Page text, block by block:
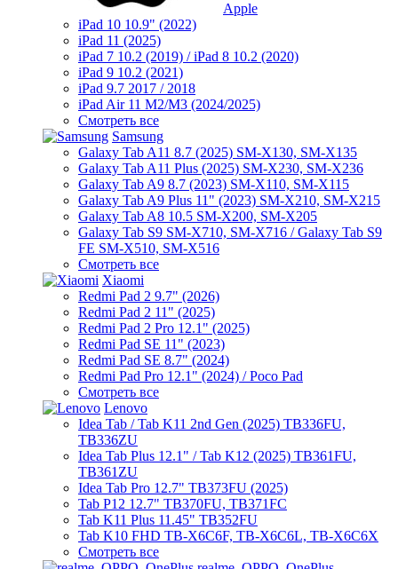
Apple
iPad 10 10.9" (2022)
iPad 11 (2025)
iPad 7 10.2 (2019) / iPad 8 10.2 (2020)
iPad 9 10.2 (2021)
iPad 9.7 2017 / 2018
iPad Air 11 M2/M3 (2024/2025)
Смотреть все
Samsung
Galaxy Tab A11 8.7 (2025) SM-X130, SM-X135
Galaxy Tab A11 Plus (2025) SM-X230, SM-X236
Galaxy Tab A9 8.7 (2023) SM-X110, SM-X115
Galaxy Tab A9 Plus 11" (2023) SM-X210, SM-X215
Galaxy Tab A8 10.5 SM-X200, SM-X205
Galaxy Tab S9 SM-X710, SM-X716 / Galaxy Tab S9
FE SM-X510, SM-X516
Смотреть все
Xiaomi
Redmi Pad 2 9.7" (2026)
Redmi Pad 2 11" (2025)
Redmi Pad 2 Pro 12.1" (2025)
Redmi Pad SE 11" (2023)
Redmi Pad SE 8.7" (2024)
Redmi Pad Pro 12.1" (2024) / Poco Pad
Смотреть все
Lenovo
Idea Tab / Tab K11 2nd Gen (2025) TB336FU,
TB336ZU
Idea Tab Plus 12.1" / Tab K12 (2025) TB361FU,
TB361ZU
Idea Tab Pro 12.7" TB373FU (2025)
Tab P12 12.7" TB370FU, TB371FC
Tab K11 Plus 11.45" TB352FU
Tab K10 FHD TB-X6C6F, TB-X6C6L, TB-X6C6X
Смотреть все